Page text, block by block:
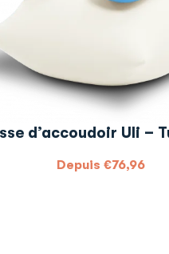
d’accoudoir Uli –
Depuis €76,96